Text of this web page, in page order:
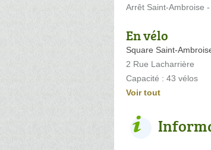
Arrêt Saint-Ambroise
En vélo
Square Saint-
2 Rue Lacharrière
Capacité : 43 vélos
Voir tout